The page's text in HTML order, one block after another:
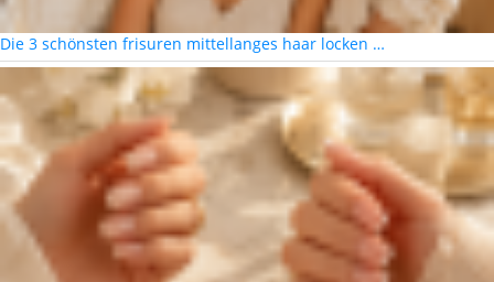
Die 3 schönsten frisuren mittellanges haar locken …